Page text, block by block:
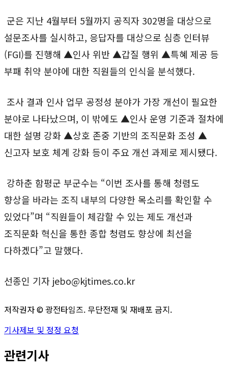
군은 지난 4월부터 5월까지 공직자 302명을 대상으로
설문조사를 실시하고, 응답자를 대상으로 심층 인터뷰
(FGI)를 진행해 ▲인사 위반 ▲갑질 행위 ▲특혜 제공 등
부패 취약 분야에 대한 직원들의 인식을 분석했다.
조사 결과 인사 업무 공정성 분야가 가장 개선이 필요한
분야로 나타났으며, 이 밖에도 ▲인사 운영 기준과 절차에
대한 설명 강화 ▲상호 존중 기반의 조직문화 조성 ▲
신고자 보호 체계 강화 등이 주요 개선 과제로 제시됐다.
강하춘 함평군 부군수는 “이번 조사를 통해 청렴도
향상을 바라는 조직 내부의 다양한 목소리를 확인할 수
있었다”며 “직원들이 체감할 수 있는 제도 개선과
조직문화 혁신을 통한 종합 청렴도 향상에 최선을
다하겠다”고 말했다.
선종인 기자 jebo@kjtimes.co.kr
저작권자 ©광전타임즈. 무단전재 및 재배포 금지.
기사제보 및 정정 요청
관련기사